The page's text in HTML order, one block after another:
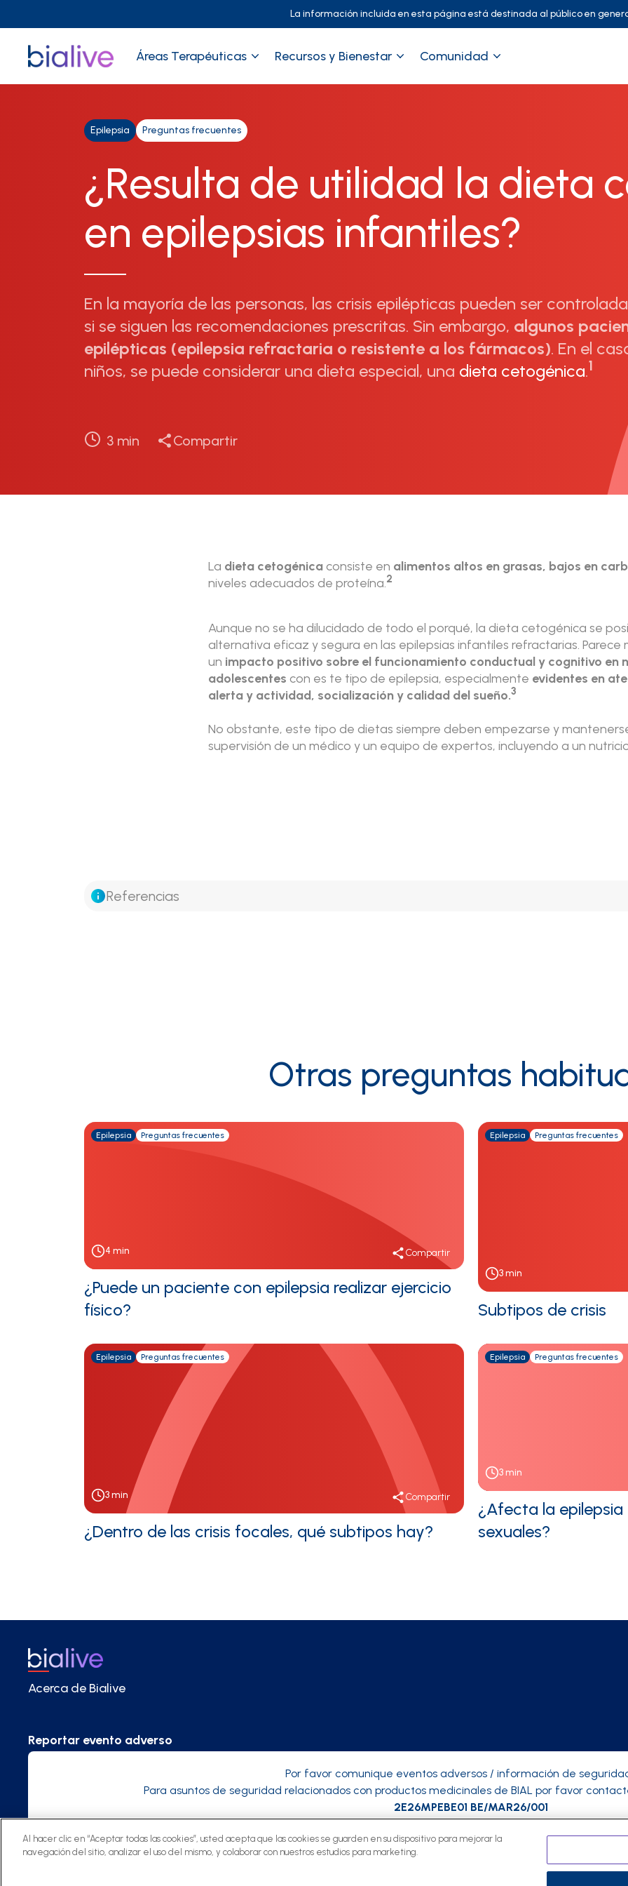
La información incluida en esta página está destinada al público en
Áreas Terapéuticas Recursos y Bienestar Comunidad
Epilepsia Preguntas frecuentes
¿Resulta de utilidad la dieta
en epilepsias infantiles?
En la mayoría de las personas, las crisis epilépticas pueden ser
si se siguen las recomendaciones prescritas. Sin embargo, algunos
epilépticas (epilepsia refractaria o resistente a los fármacos). En el
niños, se puede considerar una dieta especial, una dieta cetogénica.1
3 min Compartir
La dieta cetogénicaconsiste en alimentos altos en grasas, bajos en
niveles adecuados de proteína.2
Aunque no se ha dilucidado de todo el porqué, la dieta cetogénica se
alternativa eficaz y segura en las epilepsias infantiles refractarias. Parece
un impacto positivo sobre el funcionamiento conductual y cognitivo en
adolescentes con es te tipo de epilepsia, especialmente evidentes en
alerta y actividad, socialización y calidad del sueño.3
No obstante, este tipo de dietas siempre deben empezarse y
supervisión de un médico y un equipo de expertos, incluyendo a un
Referencias
Otras preguntas
Epilepsia Preguntas frecuentes
4 min Compartir
¿Puede un paciente con epilepsia realizar ejercicio
físico?
Epilepsia Preguntas frecuentes
3min
Subtipos de crisis
Epilepsia Preguntas frecuentes
3min Compartir
¿Dentro de las crisis focales, qué subtipos hay?
Epilepsia Preguntas frecuentes
3 min
¿Afecta la
sexuales?
Acerca de Bialive
Reportar evento adverso
Por favor comunique eventos adversos / información de
Para asuntos de seguridad relacionados con productos medicinales de BIAL por favor
2E26MPEBE01 BE/MAR26/001
Al hacer clic en “Aceptar todas las cookies”, usted acepta que las cookies se guarden en su dispositivo para mejorar la
navegación del sitio, analizar el uso del mismo, y colaborar con nuestros estudios para marketing.